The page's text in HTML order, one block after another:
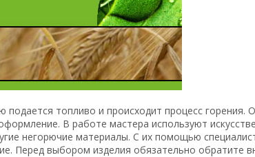
топливо и происходит процесс горения.
В работе мастера используют
негорючие материалы. С их помощью
Перед выбором изделия обязательно обратите